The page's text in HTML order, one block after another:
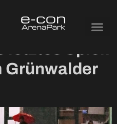
2024
letztes Spiel:
Grünwalder